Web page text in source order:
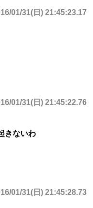
01/31(日) 21:45:23.17
01/31(日) 21:45:22.76
きないわ
01/31(日) 21:45:28.73